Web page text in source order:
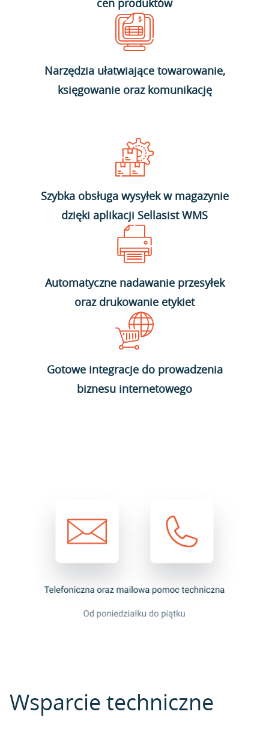
cen produktów
Narzędzia ułatwiające towarowanie,
księgowanie oraz komunikację
Szybka obsługa wysyłek w magazynie
dzięki aplikacji Sellasist WMS
Automatyczne nadawanie przesyłek
oraz drukowanie etykiet
Gotowe integracje do prowadzenia
biznesu internetowego
Wsparcie techniczne